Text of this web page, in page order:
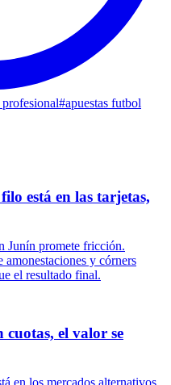
#apuestas futbol
está en las tarjetas,
Junín promete fricción.
y córners
el resultado final.
el valor se
en los mercados alternativos.